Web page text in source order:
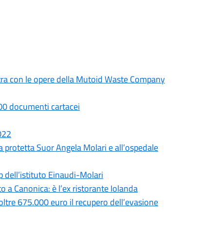
con le opere della Mutoid Waste Company
documenti cartacei
Suor Angela Molari e all’ospedale
dell’istituto Einaudi-Molari
Canonica: è l’ex ristorante Iolanda
675.000 euro il recupero dell’evasione